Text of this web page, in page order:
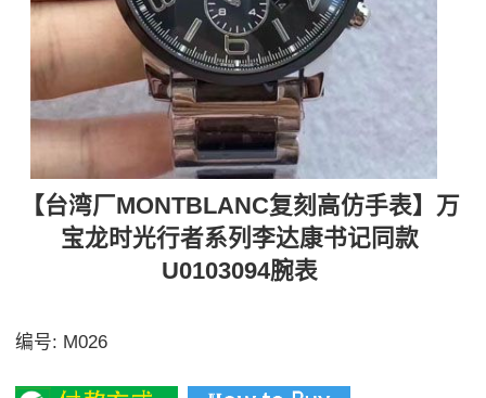
【台湾厂MONTBLANC复刻高仿手表】万
宝龙时光行者系列李达康书记同款
U0103094腕表
编号: M026